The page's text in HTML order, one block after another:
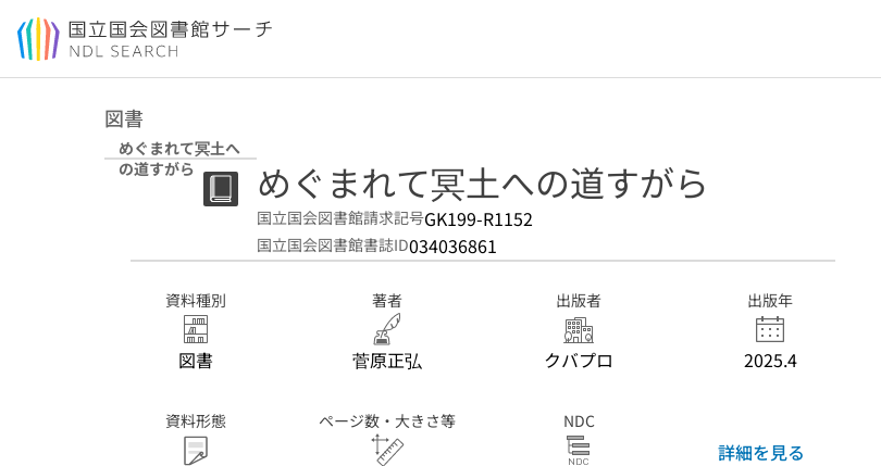
本文へ移動
図書
めぐまれて冥土へ
の道すがら
めぐまれて冥土への道すがら
国立国会図書館請求記号GK199-R1152
国立国会図書館書誌ID034036861
資料種別
図書
著者
菅原正弘
出版者
クバプロ
出版年
2025.4
資料形態 ページ数・大きさ等 NDC
詳細を見る